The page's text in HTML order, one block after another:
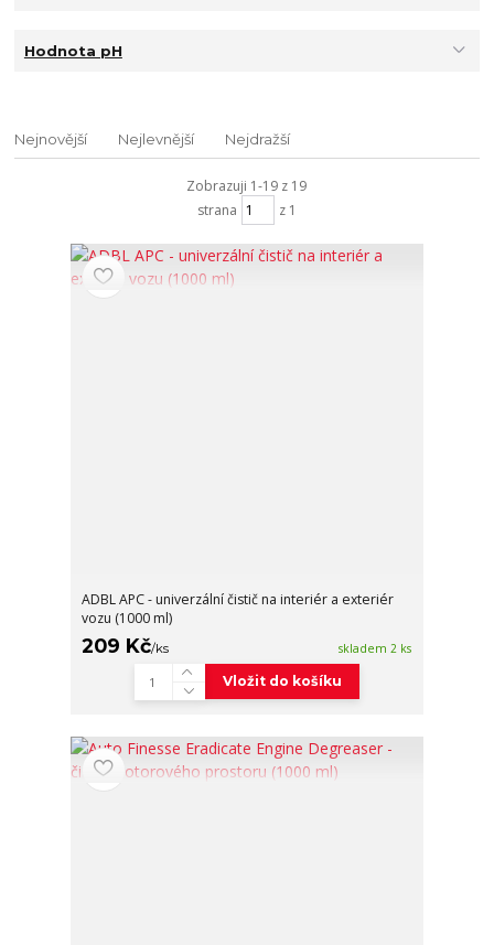
Hodnota pH
Nejnovější Nejlevnější Nejdražší
Zobrazuji 1-19 z 19
strana
z 1
ADBL APC - univerzální čistič na interiér a exteriér
vozu (1000 ml)
209 Kč/ks skladem 2 ks
Vložit do košíku